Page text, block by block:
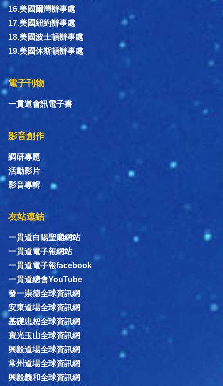
16.美國爾灣辦事處
17.美國紐約辦事處
18.美國波士頓辦事處
19.美國休斯頓辦事處
電子刊物
一貫道會訊電子書
影音創作
調研專題
活動影片
影音專輯
友站連結
一貫道白陽聖廟網站
一貫道電子報網站
一貫道電子報facebook
一貫道總會YouTube
發一崇德全球資訊網
安東道場全球資訊網
基礎忠恕全球資訊網
寶光玉山全球資訊網
興毅道場全球資訊網
常州道場全球資訊網
興毅義和全球資訊網